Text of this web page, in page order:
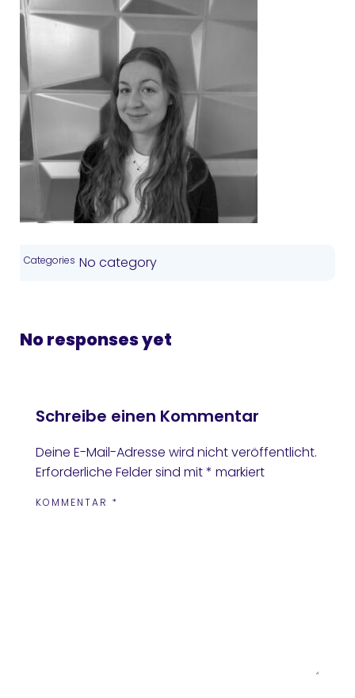
Categories No category
No responses yet
Schreibe einen Kommentar
Deine E-Mail-Adresse wird nicht veröffentlicht.
Erforderliche Felder sind mit* markiert
KOMMENTAR *